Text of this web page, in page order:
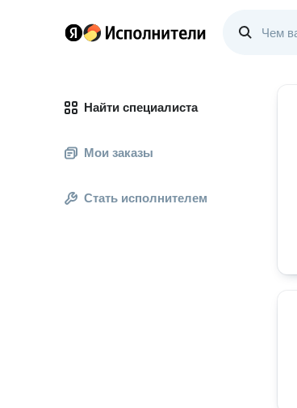
Найти специалиста
Мои заказы
Стать исполнителем